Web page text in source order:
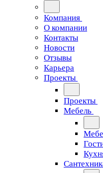
Компания
О компании
Контакты
Новости
Отзывы
Карьера
Проекты
Проекты
Мебель